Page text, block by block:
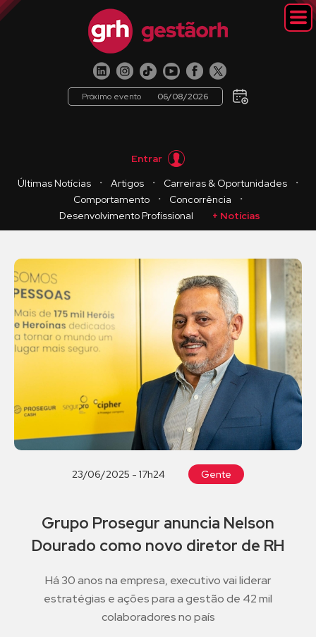
Próximo evento 06/08/2026
Entrar
Últimas Notícias
・ Artigos ・ Carreiras & Oportunidades
・
Comportamento
・ Concorrência
・
Desenvolvimento Profissional
+ Notícias
23/06/2025 - 17h24 Gente
Grupo Prosegur anuncia Nelson
Dourado como novo diretor de RH
Há 30 anos na empresa, executivo vai liderar
estratégias e ações para a gestão de 42 mil
colaboradores no país